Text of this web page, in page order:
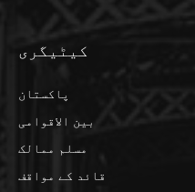
کیٹیگری
پاکستان
بین الاقوامی
مسلم ممالک
قائد کے مواقف